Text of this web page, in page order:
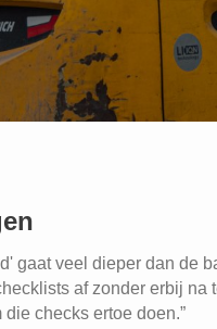
gaat veel dieper dan de
af zonder erbij na
checks ertoe doen.”